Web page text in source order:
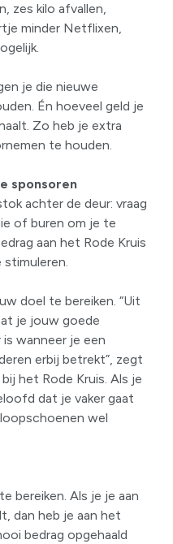
zes kilo afvallen,
minder Netflixen,
je die nieuwe
Én hoeveel geld je
Zo heb je extra
te houden.
sponsoren
achter de deur: vraag
of buren om je te
aan het Rode Kruis
doel te bereiken. “Uit
je jouw goede
wanneer je een
erbij betrekt”, zegt
het Rode Kruis. Als je
dat je vaker gaat
wel
bereiken. Als je je aan
dan heb je aan het
bedrag opgehaald